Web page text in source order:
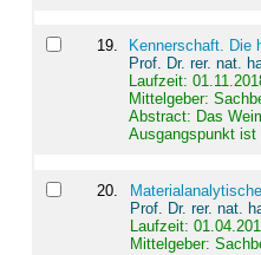
19.
Kennerschaft. Die
Prof. Dr. rer. nat.
Laufzeit:
Mittelgeber:
Abstract: Das
Ausgangspunkt
20
Prof. Dr. rer. nat.
Laufzeit:
Mittelgeber: